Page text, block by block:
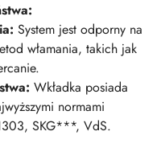
System jest odporny na
włamania, takich jak
Wkładka posiada
normami
SKG***, VdS.